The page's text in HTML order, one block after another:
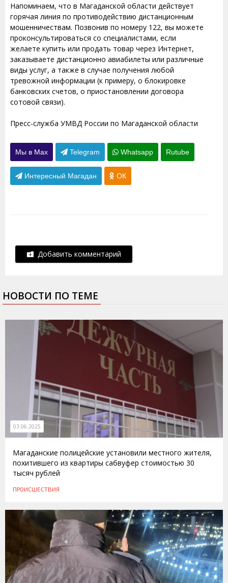
Напоминаем, что в Магаданской области действует
горячая линия по противодействию дистанционным
мошенничествам. Позвонив по номеру 122, вы можете
проконсультироваться со специалистами, если
желаете купить или продать товар через Интернет,
заказываете дистанционно авиабилеты или различные
виды услуг, а также в случае получения любой
тревожной информации (к примеру, о блокировке
банковских счетов, о приостановлении договора
сотовой связи).
Пресс-служба УМВД России по Магаданской области
Мы в Max Telegram Whatsapp Rutube
Интересный Магадан ОК
Добавить комментарий
НОВОСТИ ПО ТЕМЕ
03.06.2025
Магаданские полицейские установили местного жителя,
похитившего из квартиры сабвуфер стоимостью 30
тысяч рублей
ПРОИСШЕСТВИЯ